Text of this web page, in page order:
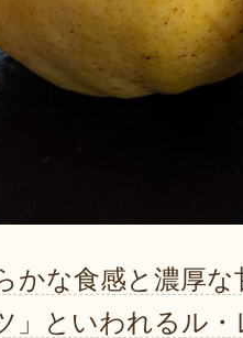
かな食感と濃厚
」といわれるル